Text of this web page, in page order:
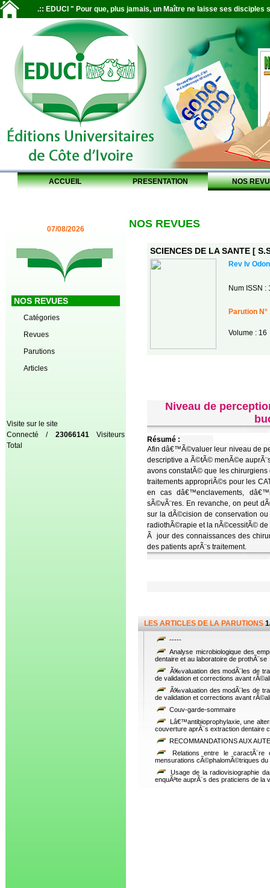
.:: EDUCI " Pour que, plus jamais, un Maître ne laisse ses disciples
ACCUEIL PRESENTATION NOS
07/08/2026
NOS REVUES
Catégories
Revues
Parutions
Articles
Visite sur le site
Connecté / 23066141Visiteurs
Total
NOS REVUES
SCIENCES DE LA SANTE [
Rev Iv
Num ISSN :
Parution N°
Volume : 16
Niveau de
Résumé :
Afin dâ€™Ã©valuer leur niveau de
descriptive a Ã©tÃ© menÃ©e
avons constatÃ© que les
traitements appropriÃ©s pour les
en cas dâ€™enclavements,
sÃ©vÃ¨res. En revanche, on peut
sur la dÃ©cision de conservation
radiothÃ©rapie et la nÃ©cessitÃ©
Ã jour des connaissances des
des patients aprÃ¨s traitement.
LES ARTICLES DE LA PARUTIONS
-----
Analyse microbiologique des
dentaire et au laboratoire de prothÃ¨se
Ã‰valuation des modÃ¨les de
de validation et corrections avant
Ã‰valuation des modÃ¨les de
de validation et corrections avant
Couv-garde-sommaire
Lâ€™antibioprophylaxie, une
couverture aprÃ¨s extraction dentaire
RECOMMANDATIONS AUX
Relations entre le caractÃ¨re
mensurations cÃ©phalomÃ©triques
Usage de la radiovisiographie
enquÃªte auprÃ¨s des praticiens de